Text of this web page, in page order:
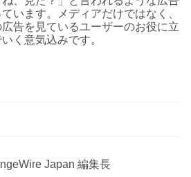
います。メディアだけではなく、
告を見ているユーザーのお役に立
く意気込みです。
Japan 編集長